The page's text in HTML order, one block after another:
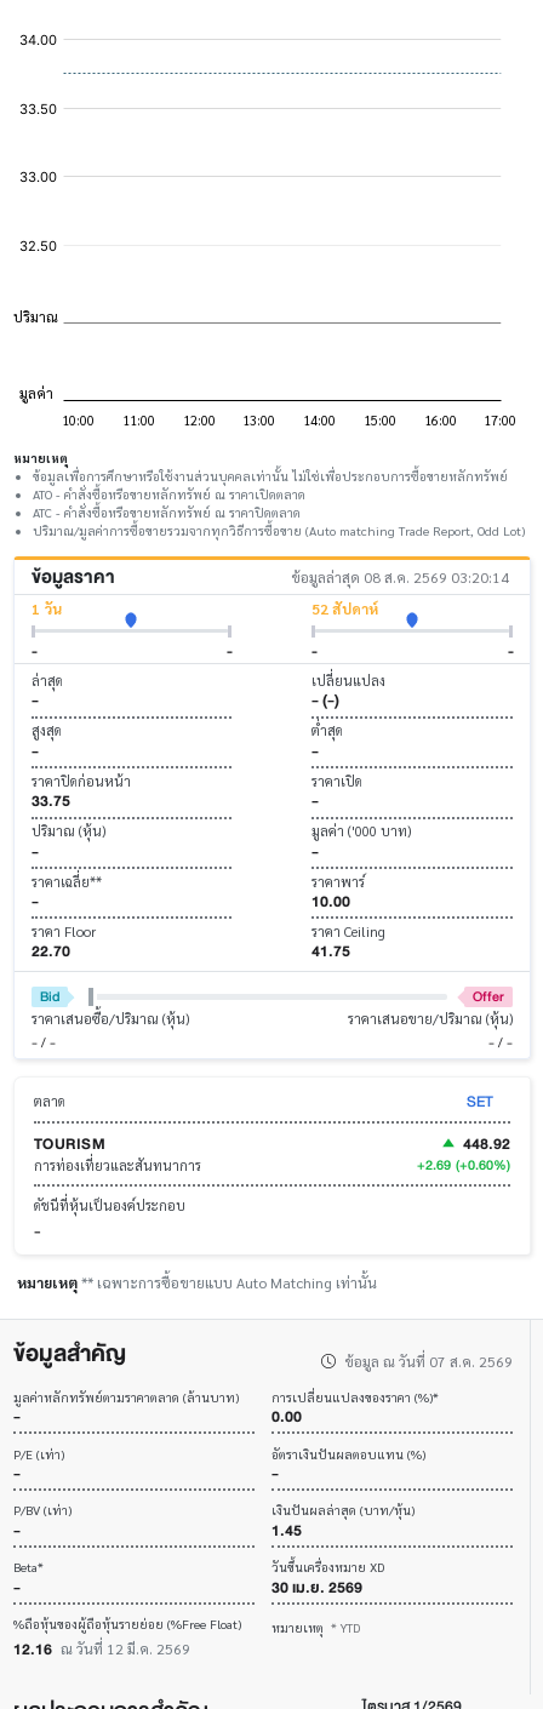
หมายเหตุ
ข้อมูลเพื่อการศึกษาหรือใช้งานส่วนบุคคลเท่านั้น ไม่ใช่เพื่อประกอบการซื้อขายหลักทรัพย์
ATO - คำสั่งซื้อหรือขายหลักทรัพย์ ณ ราคาเปิดตลาด
ATC - คำสั่งซื้อหรือขายหลักทรัพย์ ณ ราคาปิดตลาด
ปริมาณ/มูลค่าการซื้อขายรวมจากทุกวิธีการซื้อขาย (Auto matching Trade Report, Odd Lot)
ข้อมูลราคา
ข้อมูลล่าสุด 08 ส.ค. 2569 03:20:14
1 วัน
- -
52 สัปดาห์
- -
ล่าสุด
-
เปลี่ยนแปลง
- (-)
สูงสุด
-
ต่ำสุด
-
ราคาปิดก่อนหน้า
33.75
ราคาเปิด
-
ปริมาณ (หุ้น)
-
มูลค่า ('000 บาท)
-
ราคาเฉลี่ย**
-
ราคาพาร์
10.00
ราคา Floor
22.70
ราคา Ceiling
41.75
Bid Offer
ราคาเสนอซื้อ/ปริมาณ (หุ้น)
- / -
ราคาเสนอขาย/ปริมาณ (หุ้น)
- / -
ตลาด
SET
TOURISM
การท่องเที่ยวและสันทนาการ
448.92
+2.69 (+0.60%)
ดัชนีที่หุ้นเป็นองค์ประกอบ
-
หมายเหตุ** เฉพาะการซื้อขายแบบ Auto Matching เท่านั้น
ข้อมูลสำคัญ ข้อมูล ณ วันที่ 07 ส.ค. 2569
มูลค่าหลักทรัพย์ตามราคาตลาด (ล้านบาท)
-
การเปลี่ยนแปลงของราคา (%)*
0.00
P/E (เท่า)
-
อัตราเงินปันผลตอบแทน (%)
-
P/BV (เท่า)
-
เงินปันผลล่าสุด (บาท/หุ้น)
1.45
Beta*
-
วันขึ้นเครื่องหมาย XD
30 เม.ย. 2569
%ถือหุ้นของผู้ถือหุ้นรายย่อย (%Free Float)
12.16 ณ วันที่ 12 มี.ค. 2569
หมายเหตุ * YTD